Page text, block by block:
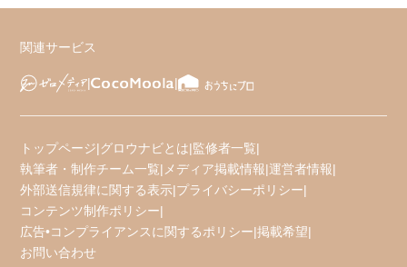
関連サービス
トップページ|グロウナビとは|監修者一覧|
執筆者・制作チーム一覧| メディア掲載情報|運営者情報|
外部送信規律に関する表示|プライバシーポリシー|
コンテンツ制作ポリシー|
広告•コンプライアンスに関するポリシー|掲載希望|
お問い合わせ